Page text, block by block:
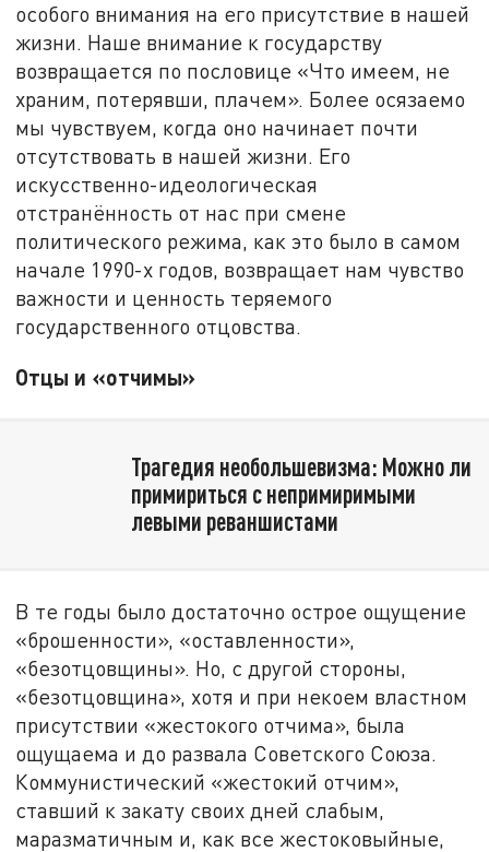
особого внимания на его присутствие в нашей
жизни. Наше внимание к государству
возвращается по пословице «Что имеем, не
храним, потерявши, плачем». Более осязаемо
мы чувствуем, когда оно начинает почти
отсутствовать в нашей жизни. Его
искусственно-идеологическая
отстранённость от нас при смене
политического режима, как это было в самом
начале 1990-х годов, возвращает нам чувство
важности и ценность теряемого
государственного отцовства.
Отцы и «отчимы»
Трагедия необольшевизма: Можно ли
примириться с непримиримыми
левыми реваншистами
В те годы было достаточно острое ощущение
«брошенности», «оставленности»,
«безотцовщины». Но, с другой стороны,
«безотцовщина», хотя и при некоем властном
присутствии «жестокого отчима», была
ощущаема и до развала Советского Союза.
Коммунистический «жестокий отчим»,
ставший к закату своих дней слабым,
маразматичным и, как все жестоковыйные,